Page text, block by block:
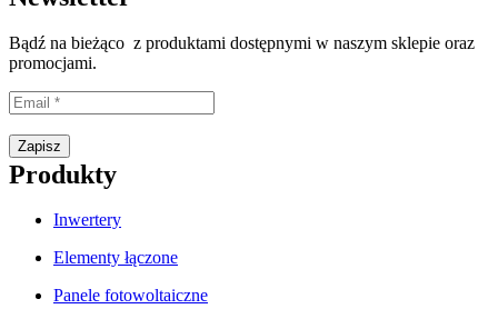
Bądź na bieżąco z produktami dostępnymi w naszym sklepie oraz
promocjami.
Zapisz
Produkty
Inwertery
Elementy łączone
Panele fotowoltaiczne